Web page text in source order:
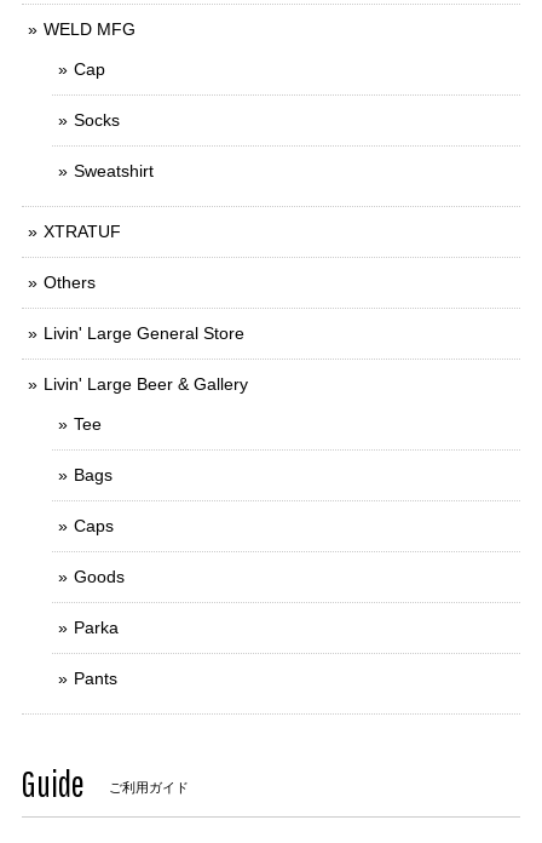
WELD MFG
Cap
Socks
Sweatshirt
XTRATUF
Others
Livin' Large General Store
Livin' Large Beer & Gallery
Tee
Bags
Caps
Goods
Parka
Pants
Guide ご利用ガイド